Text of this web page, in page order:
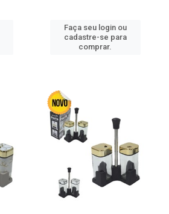
Faça seu login ou
cadastre-se para
comprar.